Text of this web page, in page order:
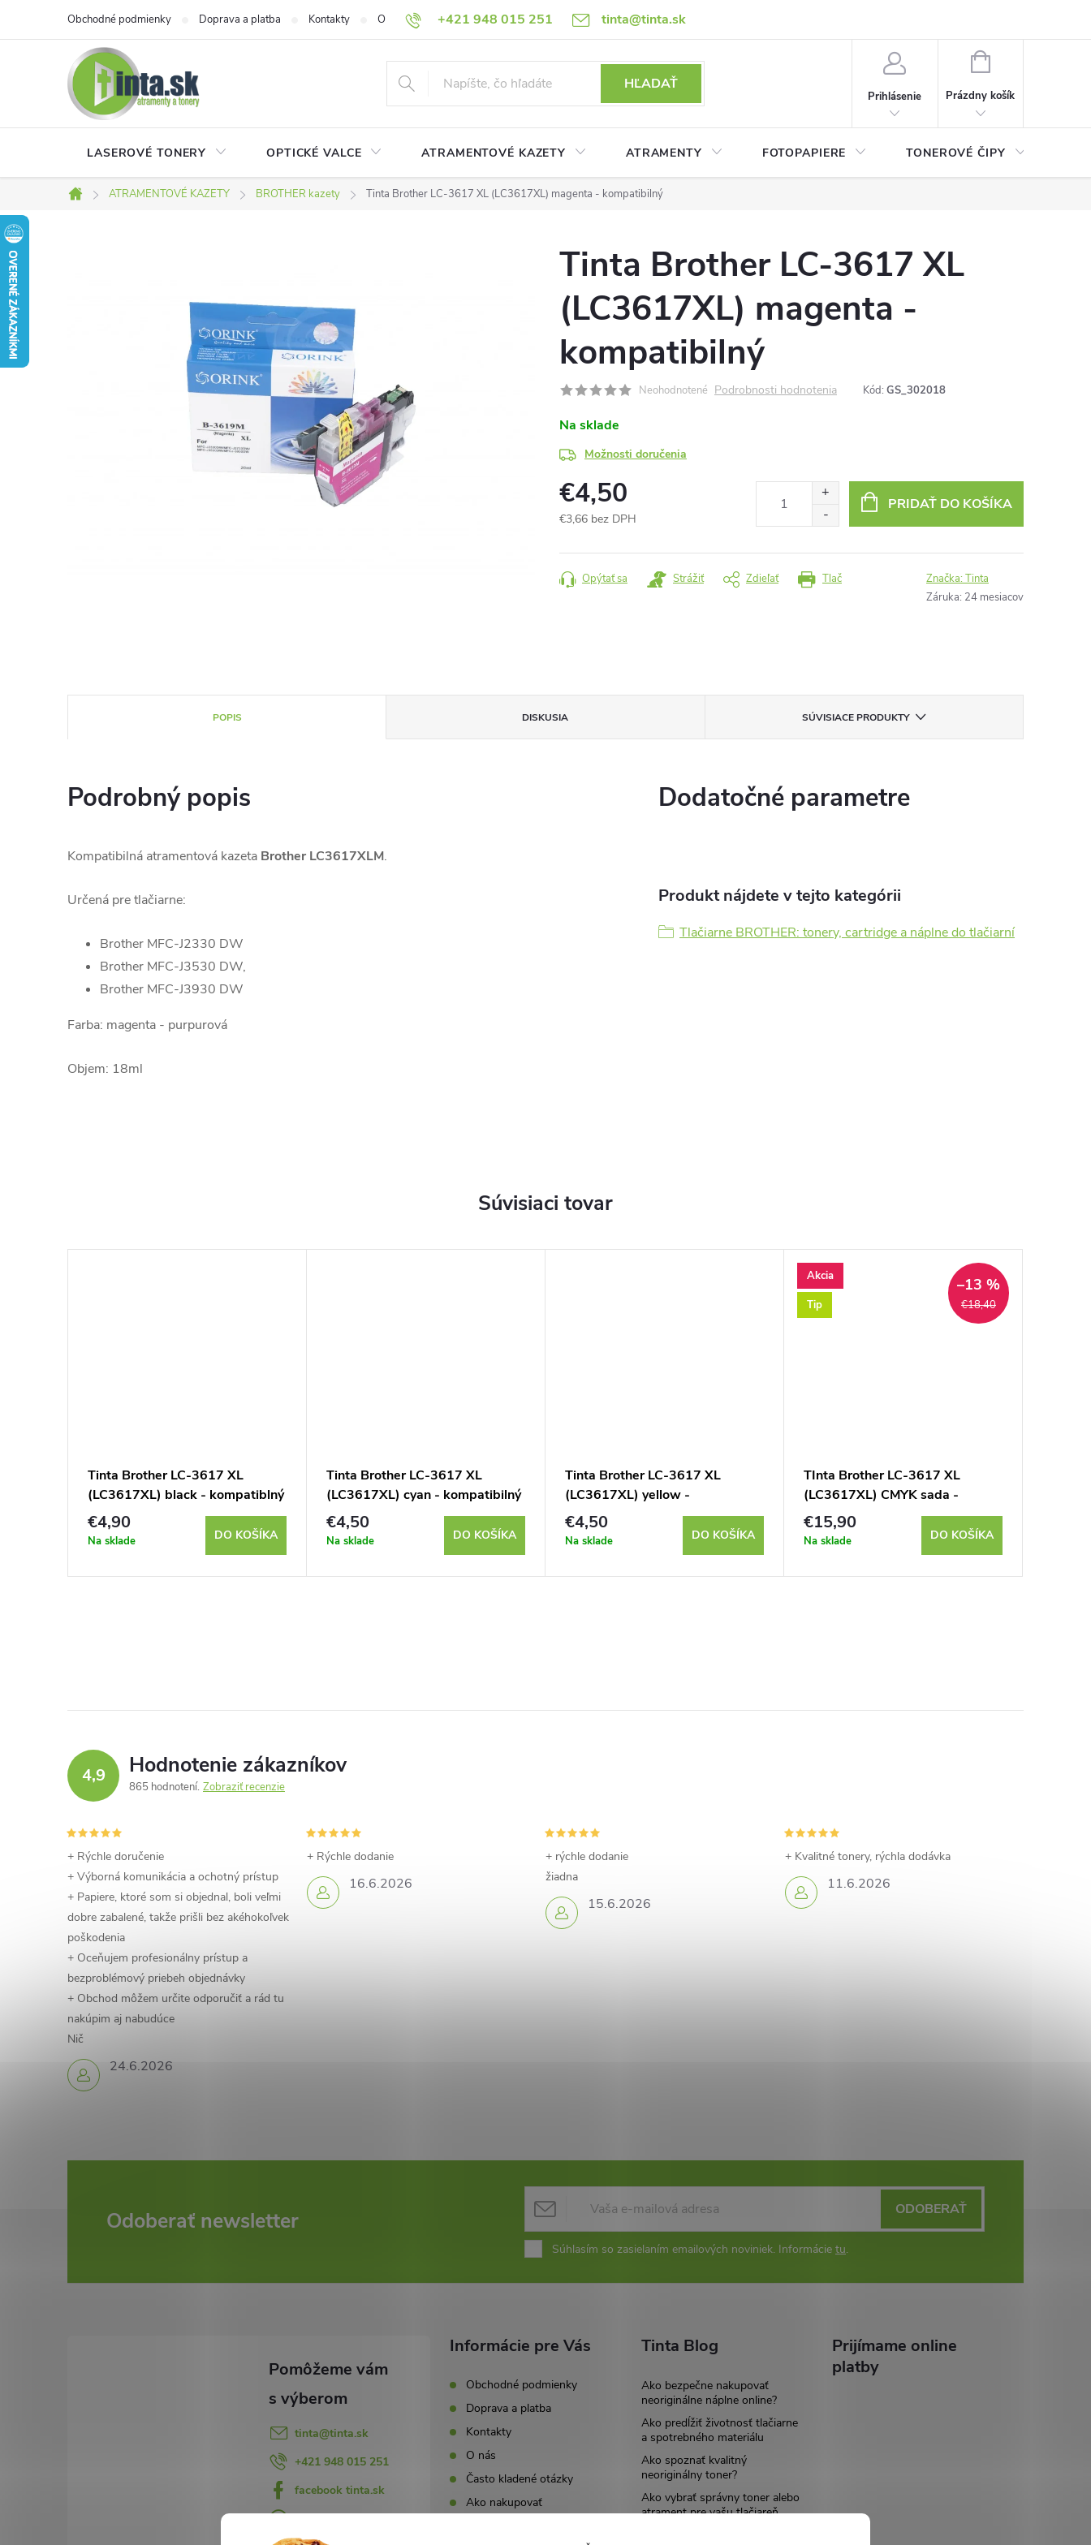
+421 948 015 251 tinta@tinta.sk
Obchodné podmienky Doprava a platba Kontakty O nás Často kladené otázky Ako nakupovať Ochrana osobný údajov (GDPR)
HĽADAŤ
Prihlásenie
NÁKUPNÝ
Prázdny košík
LASEROVÉ TONERY OPTICKÉ VALCE ATRAMENTOVÉ KAZETY ATRAMENTY FOTOPAPIERE TONEROVÉ ČIPY
Domov
ATRAMENTOVÉ KAZETY BROTHER kazety Tinta Brother LC-3617 XL (LC3617XL) magenta - kompatibilný
Tinta Brother LC-3617 XL
(LC3617XL) magenta -
kompatibilný
Neohodnotené Podrobnosti hodnotenia Kód: GS_302018
Na sklade
Možnosti doručenia
€4,50
€3,66 bez DPH
cena:
PRIDAŤ DO KOŠÍKA
Tlač
Opýtať sa Strážiť Zdieľať Značka:Tinta
Záruka: 24 mesiacov
POPIS DISKUSIA SÚVISIACE PRODUKTY
Podrobný popis
Kompatibilná atramentová kazeta Brother LC3617XLM.
Určená pre tlačiarne:
Brother MFC-J2330 DW
Brother MFC-J3530 DW,
Brother MFC-J3930 DW
Farba: magenta - purpurová
Objem: 18ml
Dodatočné parametre
Produkt nájdete v tejto kategórii
Tlačiarne BROTHER: tonery, cartridge a náplne do tlačiarní
Súvisiaci tovar
Tinta Brother LC-3617 XL
(LC3617XL) black - kompatiblný
€4,90
Na sklade DO KOŠÍKA
Tinta Brother LC-3617 XL
(LC3617XL) cyan - kompatibilný
€4,50
Na sklade DO KOŠÍKA
Tinta Brother LC-3617 XL
(LC3617XL) yellow -
kompatibilný
€4,50
Na sklade DO KOŠÍKA
Akcia
Tip
€18,40
–13 %
TInta Brother LC-3617 XL
(LC3617XL) CMYK sada -
kompatibilná
€15,90
Na sklade DO KOŠÍKA
4,9 Hodnotenie zákazníkov
865 hodnotení Zobraziť recenzie
24.6.2026
+ Rýchle doručenie
+ Výborná komunikácia a ochotný prístup
+ Papiere, ktoré som si objednal, boli veľmi
dobre zabalené, takže prišli bez akéhokoľvek
poškodenia
+ Oceňujem profesionálny prístup a
bezproblémový priebeh objednávky
+ Obchod môžem určite odporučiť a rád tu
nakúpim aj nabudúce
Nič
16.6.2026
+ Rýchle dodanie
15.6.2026
+ rýchle dodanie
žiadna
11.6.2026
+ Kvalitné tonery, rýchla dodávka
Odoberať newsletter
Súhlasím so zasielaním emailových noviniek. Informácie tu.
ODOBERAŤ
tinta@tinta.sk
+421 948 015 251
facebook tinta.sk
+421948015251
Informácie pre Vás
Obchodné podmienky
Doprava a platba
Kontakty
O nás
Často kladené otázky
Ako nakupovať
Tinta Blog
Ako bezpečne nakupovať
neoriginálne náplne online?
Ako predĺžiť životnosť tlačiarne
a spotrebného materiálu
Ako spoznať kvalitný
neoriginálny toner?
Ako vybrať správny toner alebo
atrament pre vašu tlačiareň
Prijímame online
platby